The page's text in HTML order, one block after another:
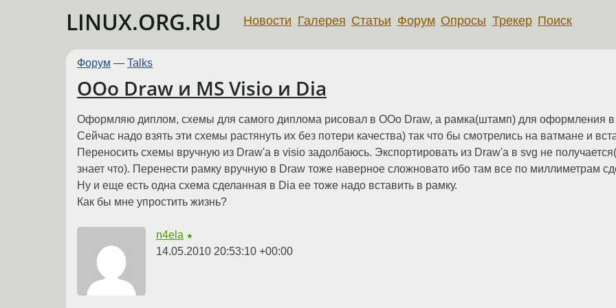
LINUX.ORG.RU Новости Галерея Статьи Форум Опросы Трекер Поиск
Форум — Talks
OOo Draw и MS Visio и Dia
Оформляю диплом, схемы для самого диплома рисовал в OOo Draw, а рамка(штамп) для оформления
Сейчас надо взять эти схемы растянуть их без потери качества) так что бы смотрелись на ватмане и
Переносить схемы вручную из Draw'a в visio задолбаюсь. Экспортировать из Draw'a в svg не
знает что). Перенести рамку вручную в Draw тоже наверное сложновато ибо там все по миллиметрам
Ну и еще есть одна схема сделанная в Dia ее тоже надо вставить в рамку.
Как бы мне упростить жизнь?
n4ela ★
14.05.2010 20:53:10 +00:00